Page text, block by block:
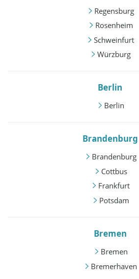
Regensburg
Rosenheim
Schweinfurt
Würzburg
Berlin
Berlin
Brandenburg
Brandenburg
Cottbus
Frankfurt
Potsdam
Bremen
Bremen
Bremerhaven